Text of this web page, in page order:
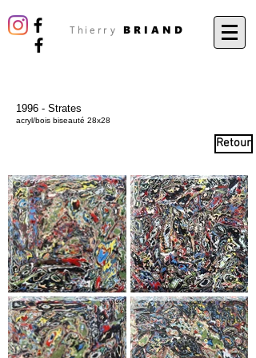
Thierry BRIAND
1996 - Strates
acryl/bois biseauté 28x28
Retour